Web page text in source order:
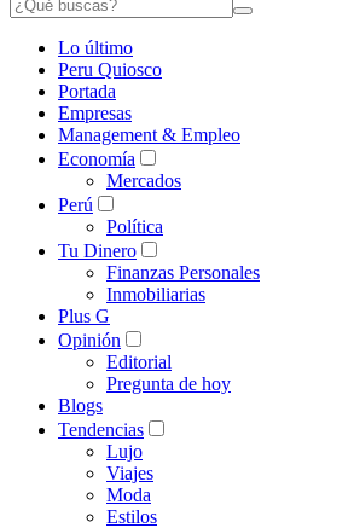
Lo último
Peru Quiosco
Portada
Empresas
Management & Empleo
Economía
Mercados
Perú
Política
Tu Dinero
Finanzas Personales
Inmobiliarias
Plus G
Opinión
Editorial
Pregunta de hoy
Blogs
Tendencias
Lujo
Viajes
Moda
Estilos